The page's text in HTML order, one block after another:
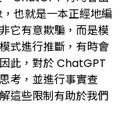
也就是一本正經地編
它有意欺騙，而是模
式進行推斷，有時會
此，對於 ChatGPT
考，並進行事實查
這些限制有助於我們